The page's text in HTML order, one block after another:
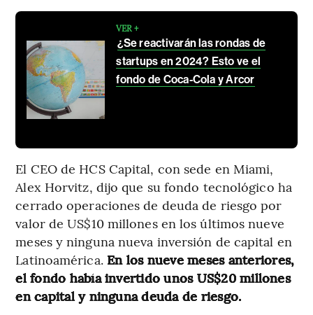
VER +
¿Se reactivarán las rondas de
startups en 2024? Esto ve el
fondo de Coca-Cola y Arcor
El CEO de HCS Capital, con sede en Miami,
Alex Horvitz, dijo que su fondo tecnológico ha
cerrado operaciones de deuda de riesgo por
valor de US$10 millones en los últimos nueve
meses y ninguna nueva inversión de capital en
Latinoamérica.En los nueve meses anteriores,
el fondo había invertido unos US$20 millones
en capital y ninguna deuda de riesgo.